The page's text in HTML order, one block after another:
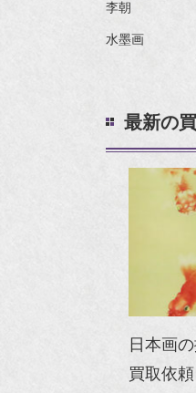
李朝
水墨画
最新の
日本画
買取依